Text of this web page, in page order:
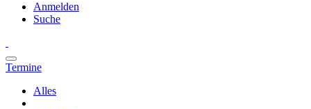
Anmelden
Suche
Termine
Alles